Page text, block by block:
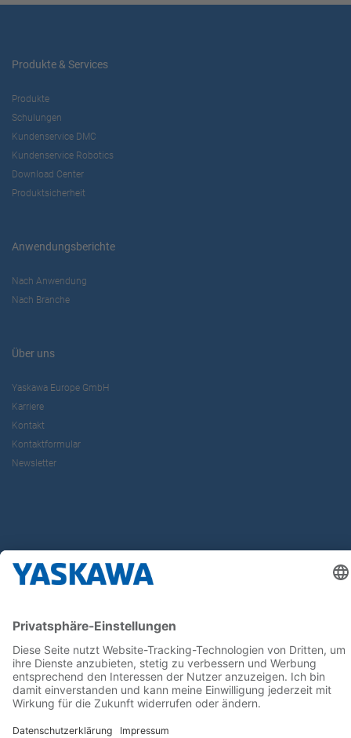
Produkte & Services
Produkte
Schulungen
Kundenservice DMC
Kundenservice Robotics
Download Center
Produktsicherheit
Anwendungsberichte
Nach Anwendung
Nach Branche
Über uns
Yaskawa Europe GmbH
Karriere
Kontakt
Kontaktformular
Newsletter
Home AGB Impressum Privacy
Cookie Choices
Whistleblowing
Yaskawa Europe GmbH